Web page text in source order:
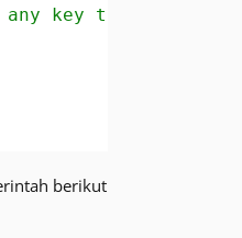
key to finish
berikut